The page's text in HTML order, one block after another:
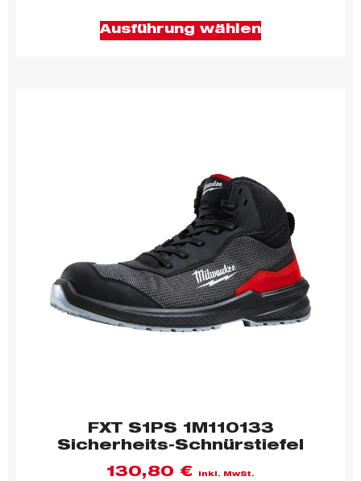
Ausführung wählen
FXT S1PS 1M110133
Sicherheits-Schnürstiefel
130,80 € inkl. MwSt.